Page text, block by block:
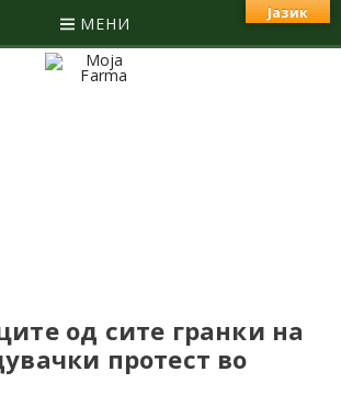
МЕНИ
од сите гранки на
протест во
Јазик